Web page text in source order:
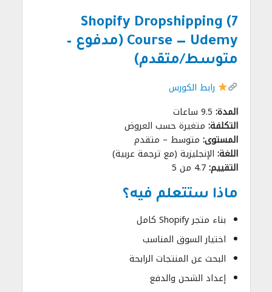
7) Shopify Dropshipping
Course — Udemy (مدفوع –
متوسط/متقدم)
رابط الكورس
المدة:
التكلفة: متغيرة حسب العروض
المستوى: متوسط – متقدم
اللغة: الإنجليزية (مع ترجمة عربية)
التقييم:4.7 من 5
ماذا ستتعلم فيه؟
بناء متجر Shopify كامل
اختيار السوق المناسب
البحث عن المنتجات الرابحة
إعداد الشحن والدفع